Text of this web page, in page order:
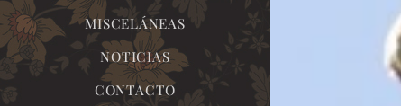
MISCELÁNEAS
NOTICIAS
CONTACTO